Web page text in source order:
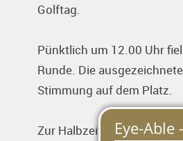
Golftag.
Pünktlich um 12.00 Uhr
Runde. Die
Stimmung auf dem Platz.
Zur Halbzeit erwartete die